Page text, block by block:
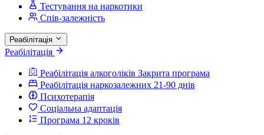
Тестування на наркотики
Спів-залежність
Реабілітація
Реабілітація
Реабілітація алкоголіків Закрита програма
Реабілітація наркозалежних 21-90 днів
Психотерапія
Соціальна адаптація
Програма 12 кроків